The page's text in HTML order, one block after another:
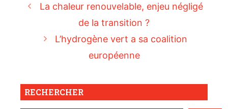
La chaleur renouvelable, enjeu négligé
de la transition ?
L’hydrogène vert a sa coalition
européenne
RECHERCHER